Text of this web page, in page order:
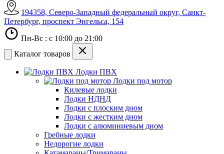
194358, Северо-Западный федеральный округ, Санкт-
Петербург, проспект Энгельса, 154
Пн-Вс : с 10:00 до 21:00
Каталог товаров
Лодки ПВХ
Лодки под мотор
Килевые лодки
Лодки НДНД
Лодки с плоским дном
Лодки с жестким дном
Лодки с алюминиевым дном
Гребные лодки
Недорогие лодки